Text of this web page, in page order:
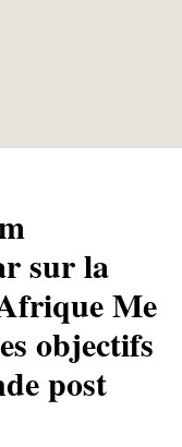
sur la
Me
objectifs
post